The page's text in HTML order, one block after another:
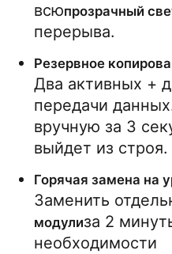
всюпрозрачный
перерыва.
Резервное
Два активных +
передачи
вручную за 3
выйдет из строя.
Горячая замена на
Заменить
модулиза 2
необходимости